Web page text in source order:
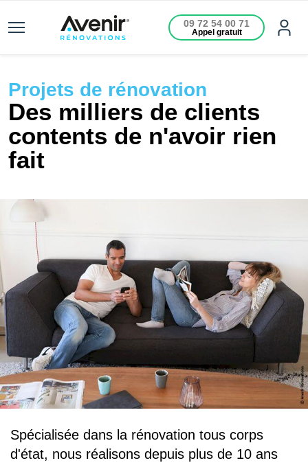
09 72 54 00 71
Appel gratuit
Projets de rénovation
Des milliers de clients
contents de n'avoir rien
fait
Spécialisée dans la rénovation tous corps
d'état, nous réalisons depuis plus de 10 ans